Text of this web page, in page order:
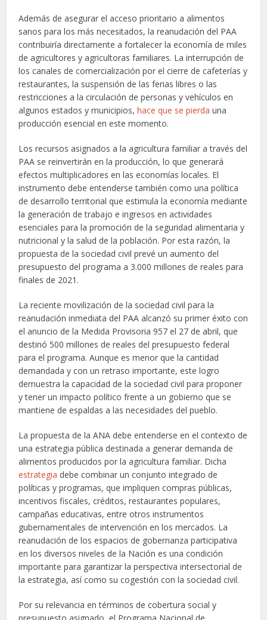
Además de asegurar el acceso prioritario a alimentos
sanos para los más necesitados, la reanudación del PAA
contribuiría directamente a fortalecer la economía de miles
de agricultores y agricultoras familiares. La interrupción de
los canales de comercialización por el cierre de cafeterías y
restaurantes, la suspensión de las ferias libres o las
restricciones a la circulación de personas y vehículos en
algunos estados y municipios,hace que se pierda una
producción esencial en este momento.
Los recursos asignados a la agricultura familiar a través del
PAA se reinvertirán en la producción, lo que generará
efectos multiplicadores en las economías locales. El
instrumento debe entenderse también como una política
de desarrollo territorial que estimula la economía mediante
la generación de trabajo e ingresos en actividades
esenciales para la promoción de la seguridad alimentaria y
nutricional y la salud de la población. Por esta razón, la
propuesta de la sociedad civil prevé un aumento del
presupuesto del programa a 3.000 millones de reales para
finales de 2021.
La reciente movilización de la sociedad civil para la
reanudación inmediata del PAA alcanzó su primer éxito con
el anuncio de la Medida Provisoria 957 el 27 de abril, que
destinó 500 millones de reales del presupuesto federal
para el programa. Aunque es menor que la cantidad
demandada y con un retraso importante, este logro
demuestra la capacidad de la sociedad civil para proponer
y tener un impacto político frente a un gobierno que se
mantiene de espaldas a las necesidades del pueblo.
La propuesta de la ANA debe entenderse en el contexto de
una estrategia pública destinada a generar demanda de
alimentos producidos por la agricultura familiar. Dicha
estrategia debe combinar un conjunto integrado de
políticas y programas, que impliquen compras públicas,
incentivos fiscales, créditos, restaurantes populares,
campañas educativas, entre otros instrumentos
gubernamentales de intervención en los mercados. La
reanudación de los espacios de gobernanza participativa
en los diversos niveles de la Nación es una condición
importante para garantizar la perspectiva intersectorial de
la estrategia, así como su cogestión con la sociedad civil.
Por su relevancia en términos de cobertura social y